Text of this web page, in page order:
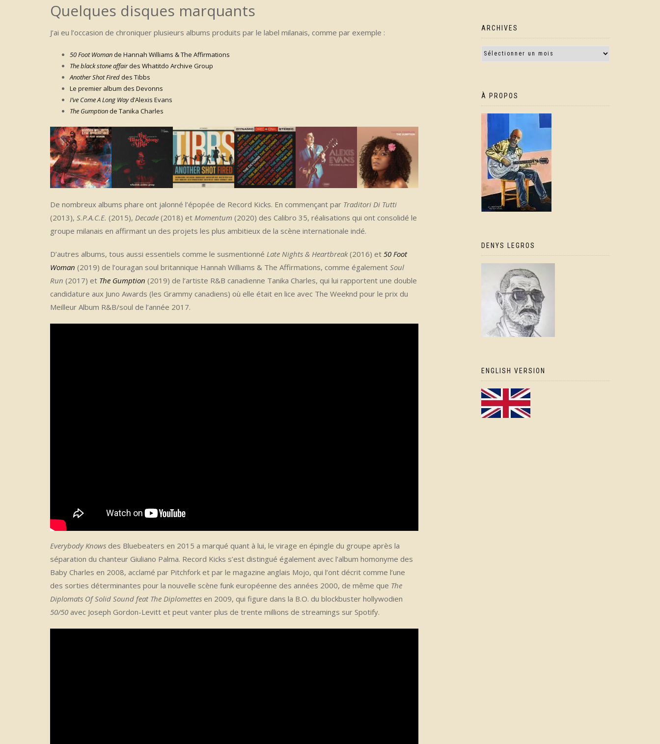
Quelques disques marquants
J’ai eu l’occasion de chroniquer plusieurs albums produits par le label milanais, comme par exemple :
50 Foot Womande Hannah Williams & The Affirmations
The black stone affairdes Whatitdo Archive Group
Another Shot Fireddes Tibbs
Le premier album des Devonns
I’ve Come A Long Wayd’Alexis Evans
The Gumptionde Tanika Charles
De nombreux albums phare ont jalonné l’épopée de Record Kicks. En commençant par Traditori Di Tutti
(2013), S.P.A.C.E. (2015), Decade (2018) et Momentum (2020) des Calibro 35, réalisations qui ont consolidé le
groupe milanais en affirmant un des projets les plus ambitieux de la scène internationale indé.
D’autres albums, tous aussi essentiels comme le susmentionné Late Nights & Heartbreak(2016) et 50 Foot
Woman (2019) de l’ouragan soul britannique Hannah Williams & The Affirmations, comme également Soul
Run (2017) et The Gumption (2019) de l’artiste R&B canadienne Tanika Charles, qui lui rapportent une double
candidature aux Juno Awards (les Grammy canadiens) où elle était en lice avec The Weeknd pour le prix du
Meilleur Album R&B/soul de l’année 2017.
Everybody Knows des Bluebeaters en 2015 a marqué quant à lui, le virage en épingle du groupe après la
séparation du chanteur Giuliano Palma. Record Kicks s’est distingué également avec l’album homonyme des
Baby Charles en 2008, acclamé par Pitchfork et par le magazine anglais Mojo, qui l’ont décrit comme l’une
des sorties déterminantes pour la nouvelle scène funk européenne des années 2000, de même que The
Diplomats Of Solid Sound feat The Diplomettes en 2009, qui figure dans la B.O. du blockbuster hollywodien
50/50 avec Joseph Gordon-Levitt et peut vanter plus de trente millions de streamings sur Spotify.
ARCHIVES
À PROPOS
DENYS LEGROS
ENGLISH VERSION